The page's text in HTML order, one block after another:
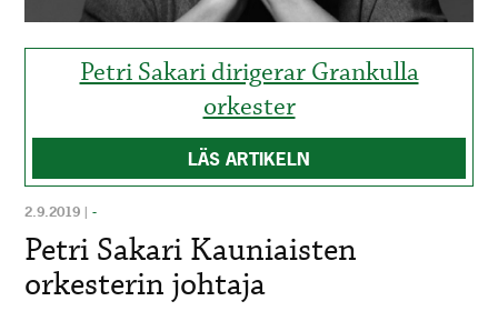
Petri Sakari dirigerar Grankulla
orkester
LÄS ARTIKELN
2.9.2019 |-
Petri Sakari Kauniaisten
orkesterin johtaja